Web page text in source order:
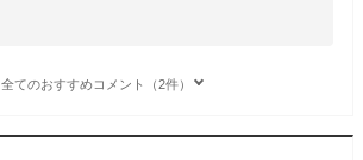
全てのおすすめコメント（2件）